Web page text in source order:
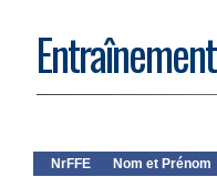
Entraînement
NrFFE Nom et Prénom